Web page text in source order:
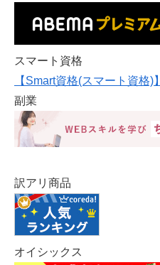
スマート資格
【Smart資格(スマート資格)】
副業
訳アリ商品
オイシックス